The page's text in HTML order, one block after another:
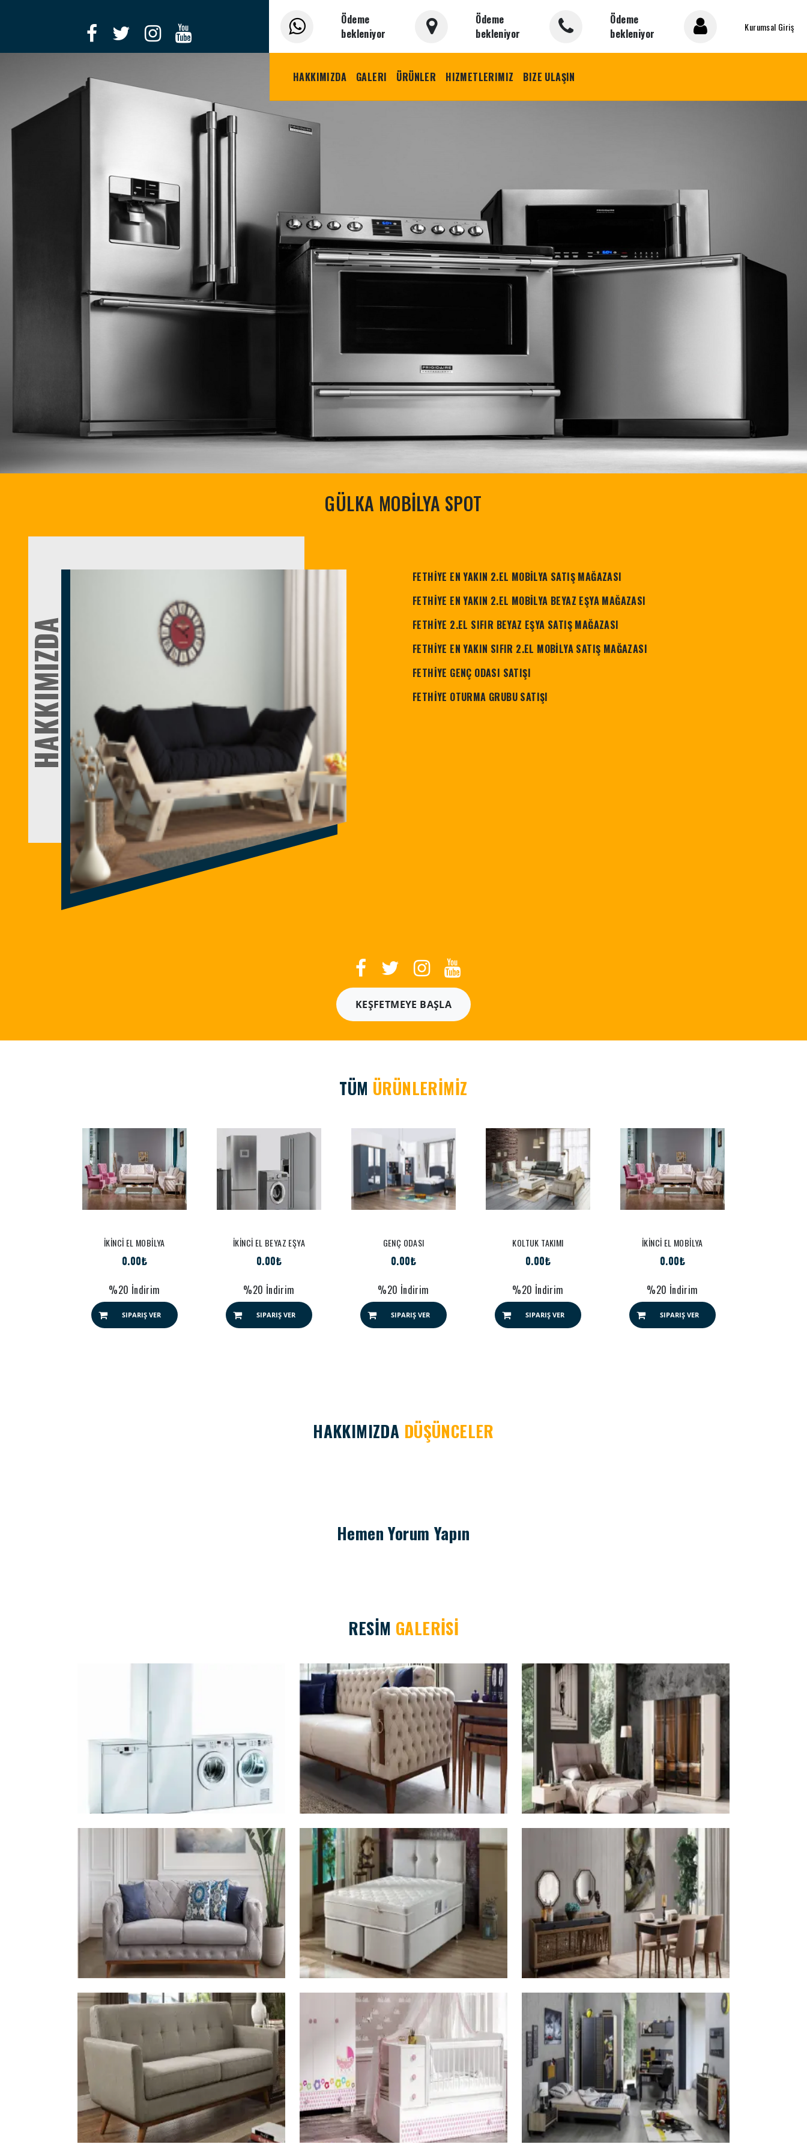
Ödeme
bekleniyor
Ödeme
bekleniyor
Ödeme
bekleniyor
Kurumsal Giriş
HAKKIMIZDA GALERI ÜRÜNLER HIZMETLERIMIZ BIZE ULAŞIN
GÜLKA MOBİLYA SPOT
HAKKIMIZDA
FETHİYE EN YAKIN 2.EL MOBİLYA SATIŞ MAĞAZASI
FETHİYE EN YAKIN 2.EL MOBİLYA BEYAZ EŞYA MAĞAZASI
FETHİYE 2.EL SIFIR BEYAZ EŞYA SATIŞ MAĞAZASI
FETHİYE EN YAKIN SIFIR 2.EL MOBİLYA SATIŞ MAĞAZASI
FETHİYE GENÇ ODASI SATIŞI
FETHİYE OTURMA GRUBU SATIŞI
KEŞFETMEYE BAŞLA
TÜM ÜRÜNLERİMİZ
İKİNCİ EL MOBİLYA
0.00₺
%20 İndirim
SIPARIŞ VER
İKİNCİ EL BEYAZ EŞYA
0.00₺
%20 İndirim
SIPARIŞ VER
GENÇ ODASI
0.00₺
%20 İndirim
SIPARIŞ VER
KOLTUK TAKIMI
0.00₺
%20 İndirim
SIPARIŞ VER
İKİNCİ EL MOBİLYA
0.00₺
%20 İndirim
SIPARIŞ VER
HAKKIMIZDA DÜŞÜNCELER
Hemen Yorum Yapın
RESİM GALERİSİ